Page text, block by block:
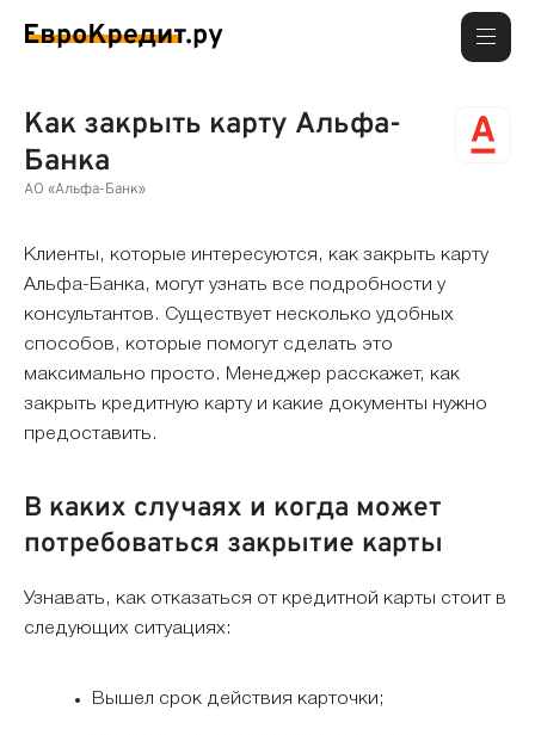
Как закрыть карту Альфа-
Банка
АО «Альфа-Банк»
Клиенты, которые интересуются, как закрыть карту
Альфа-Банка, могут узнать все подробности у
консультантов. Существует несколько удобных
способов, которые помогут сделать это
максимально просто. Менеджер расскажет, как
закрыть кредитную карту и какие документы нужно
предоставить.
В каких случаях и когда может
потребоваться закрытие карты
Узнавать, как отказаться от кредитной карты стоит в
следующих ситуациях:
Вышел срок действия карточки;